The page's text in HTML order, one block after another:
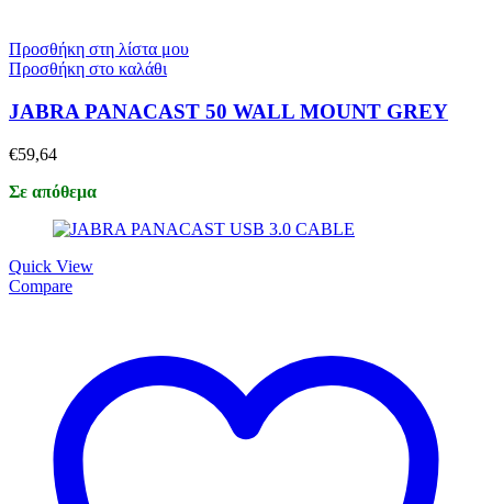
Προσθήκη στη λίστα μου
Προσθήκη στο καλάθι
JABRA PANACAST 50 WALL MOUNT GREY
€59,64
Σε απόθεμα
Quick View
Compare